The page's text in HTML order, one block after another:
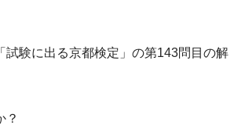
試験に出る京都検定」の第143問目の解
？